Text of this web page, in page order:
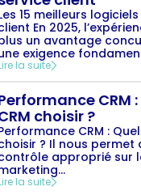
15 meilleurs
En 2025,
un avantage
exigence
la suite
CRM :
choisir ?
CRM : Quel
? Il nous permet
approprié sur
la suite